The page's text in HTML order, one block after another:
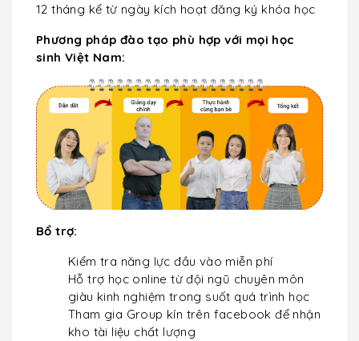
12 tháng kể từ ngày kích hoạt đăng ký khóa học
Phương pháp đào tạo phù hợp với mọi học
sinh Việt Nam:
Bổ trợ:
Kiểm tra năng lực đầu vào miễn phí
Hỗ trợ học online từ đội ngũ chuyên môn
giàu kinh nghiệm trong suốt quá trình học
Tham gia Group kín trên facebook để nhận
kho tài liệu chất lượng